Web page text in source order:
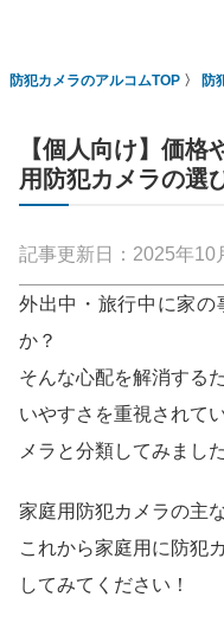
防犯カメラのアルコムTOP 防
【個人向け】価
用防犯カメラの選
記事更新日：2025年10
外出中・旅行中に家の
か？
そんな心配を解消する
いやすさを重視されて
メラと分類してみました
家庭用防犯カメラの主
これから家庭用に防犯
してみてください！